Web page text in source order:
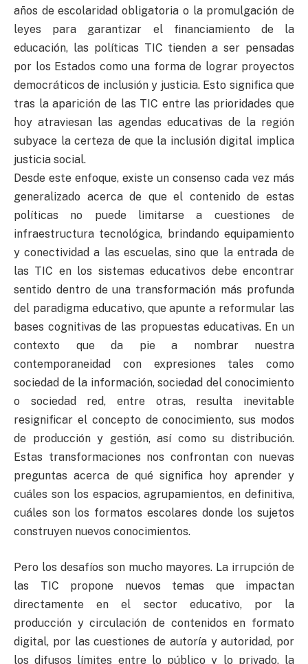
años de escolaridad obligatoria o la promulgación de
leyes para garantizar el financiamiento de la
educación, las políticas TIC tienden a ser pensadas
por los Estados como una forma de lograr proyectos
democráticos de inclusión y justicia. Esto significa que
tras la aparición de las TIC entre las prioridades que
hoy atraviesan las agendas educativas de la región
subyace la certeza de que la inclusión digital implica
justicia social.
Desde este enfoque, existe un consenso cada vez más
generalizado acerca de que el contenido de estas
políticas no puede limitarse a cuestiones de
infraestructura tecnológica, brindando equipamiento
y conectividad a las escuelas, sino que la entrada de
las TIC en los sistemas educativos debe encontrar
sentido dentro de una transformación más profunda
del paradigma educativo, que apunte a reformular las
bases cognitivas de las propuestas educativas. En un
contexto que da pie a nombrar nuestra
contemporaneidad con expresiones tales como
sociedad de la información, sociedad del conocimiento
o sociedad red, entre otras, resulta inevitable
resignificar el concepto de conocimiento, sus modos
de producción y gestión, así como su distribución.
Estas transformaciones nos confrontan con nuevas
preguntas acerca de qué significa hoy aprender y
cuáles son los espacios, agrupamientos, en definitiva,
cuáles son los formatos escolares donde los sujetos
construyen nuevos conocimientos.
Pero los desafíos son mucho mayores. La irrupción de
las TIC propone nuevos temas que impactan
directamente en el sector educativo, por la
producción y circulación de contenidos en formato
digital, por las cuestiones de autoría y autoridad, por
los difusos límites entre lo público y lo privado, la